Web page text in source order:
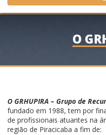
O
O GRHUPIRA – Grupo de
fundado em 1988, tem por
de profissionais atuantes na
região de Piracicaba a fim de: